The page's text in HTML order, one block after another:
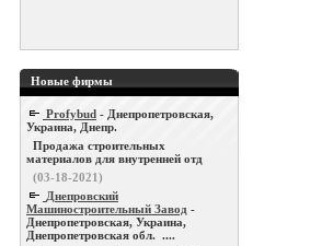
Новые фирмы
Profybud - Днепропетровская,
Украина, Днепр.
Продажа строительных
материалов для внутренней отд
(03-18-2021)
Днепровский
Машиностроительный Завод -
Днепропетровская, Украина,
Днепропетровская обл. ....